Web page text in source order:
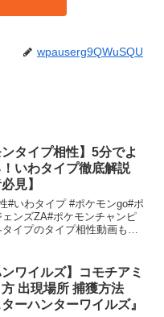
wpauserg9QWuSQU
ンタイプ相性】5分でよ
！いわタイプ徹底解説
見】
#いわタイプ #ポケモンgo#ポ
ンズZA#ポケモンチャンピ
イプのタイプ相性動画も公
」から飛べます！↓ポケモン
ンワイルズ】コモチアミ
出現場所 捕獲方法
ターハンターワイルズ』